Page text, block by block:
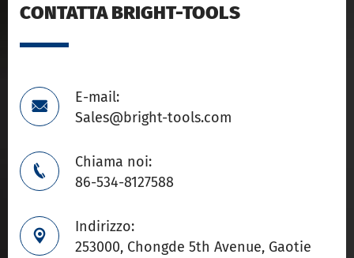
CONTATTA BRIGHT-TOOLS

E-mail:
Sales@bright-tools.com

Chiama noi:
86-534-8127588

Indirizzo:
253000, Chongde 5th Avenue, Gaotie